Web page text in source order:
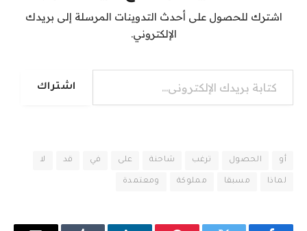
اشترك للحصول على أحدث التدوينات المرسلة إلى بريدك
الإلكتروني.
كتابة بريدك الإلكتروني...
اشتراك
أو الحصول ترغب شاحنة على في قد لا
لماذا مسبقا مملوكة ومعتمدة